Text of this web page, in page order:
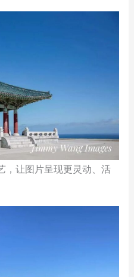
，让图片呈现更灵动、活